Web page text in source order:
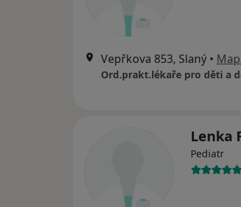
Vepřkova 853, Slaný •
Ord.prakt.lékaře pro děti a
Lenka
Pediatr